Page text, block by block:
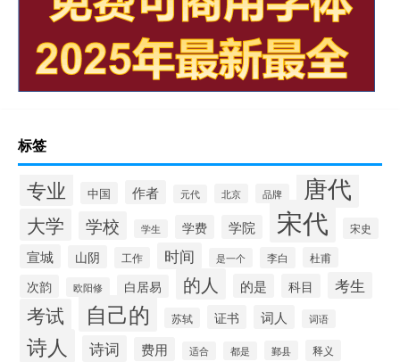
标签
专业 中国 作者 元代 北京 品牌 唐代
大学 学校 学生 学费 学院 宋代 宋史
宣城 山阴 工作 时间 是一个 李白 杜甫
次韵 欧阳修 白居易 的人 的是 科目 考生
考试 自己的 苏轼 证书 词人 词语
诗人 诗词 费用 适合 都是 鄞县 释义